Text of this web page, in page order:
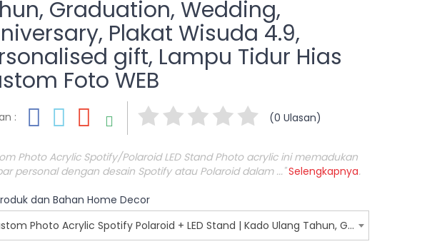
Graduation, Wedding,
Plakat Wisuda 4.9,
gift, Lampu Tidur Hias
Foto WEB
: (0 Ulasan)
Photo Acrylic Spotify/Polaroid LED Stand Photo acrylic ini memadukan
personal dengan desain Spotify atau Polaroid dalam ..."Selengkapnya.
dan Bahan Home Decor
Custom Photo Acrylic Spotify Polaroid + LED Stand | Kado Ulang Tahun, Graduation, Wedding, Anniversary, Plakat Wisuda 4.9, Personalised gift, Lampu Tidur Hias Custom Foto WEB